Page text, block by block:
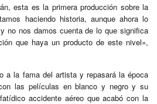
esta es la primera producción sobre la
haciendo historia, aunque ahora lo
no nos damos cuenta de lo que significa
que haya un producto de este nivel»,
a la fama del artista y repasará la época
las películas en blanco y negro y su
accidente aéreo que acabó con la